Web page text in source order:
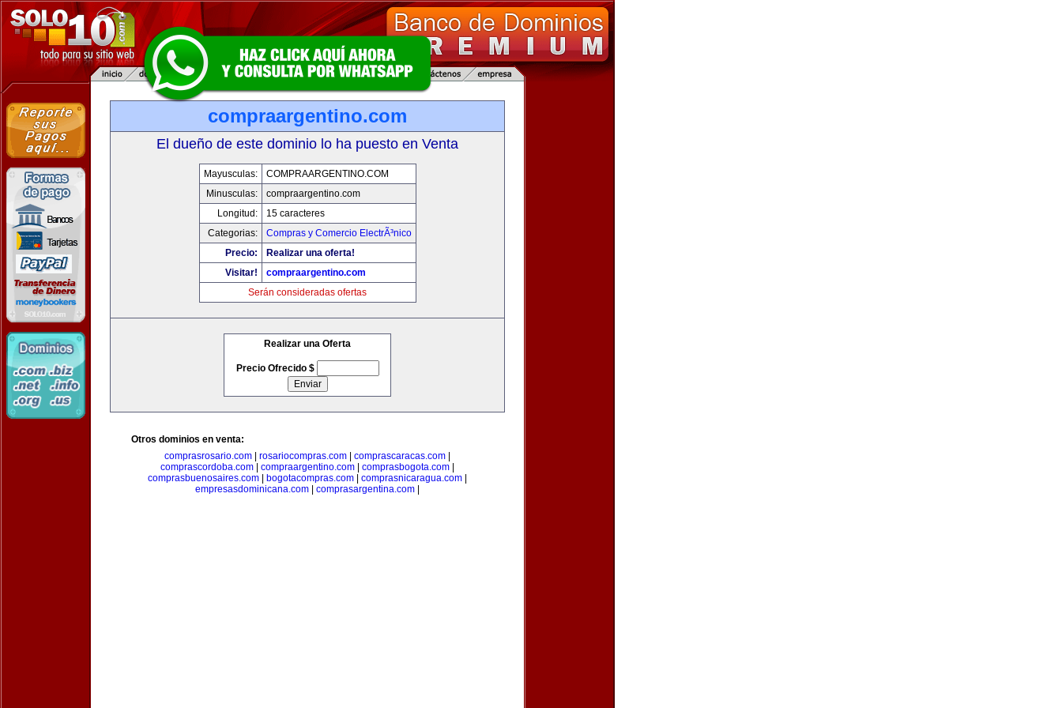
compraargentino.com
El dueño de este dominio lo ha puesto en Venta
Mayusculas:
COMPRAARGENTINO.COM
Minusculas:
compraargentino.com
Longitud:
15 caracteres
Categorias:
Compras y Comercio ElectrÃ³nico
Precio:
Realizar una oferta!
Visitar!
compraargentino.com
Serán consideradas ofertas
Realizar una Oferta
Precio Ofrecido $
Otros dominios en venta:
comprasrosario.com
rosariocompras.com comprascaracas.com
comprascordoba.com
compraargentino.com comprasbogota.com
comprasbuenosaires.com
bogotacompras.com comprasnicaragua.com
empresasdominicana.com
comprasargentina.com